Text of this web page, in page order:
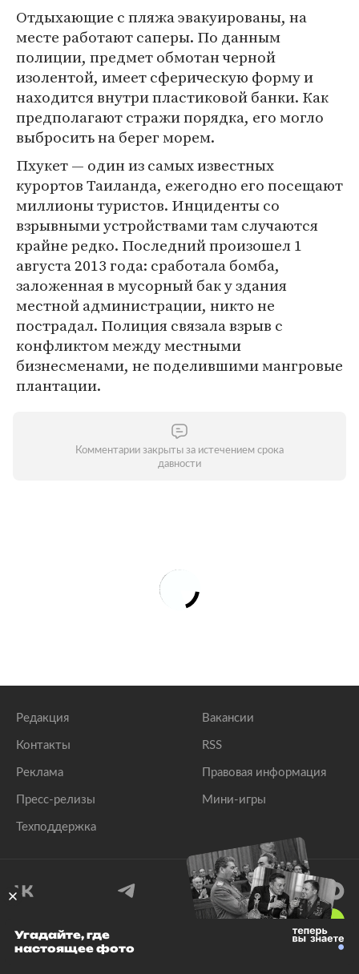
Отдыхающие с пляжа эвакуированы, на
месте работают саперы. По данным
полиции, предмет обмотан черной
изолентой, имеет сферическую форму и
находится внутри пластиковой банки. Как
предполагают стражи порядка, его могло
выбросить на берег морем.
Пхукет — один из самых известных
курортов Таиланда, ежегодно его посещают
миллионы туристов. Инциденты со
взрывными устройствами там случаются
крайне редко. Последний произошел 1
августа 2013 года: сработала бомба,
заложенная в мусорный бак у здания
местной администрации, никто не
пострадал. Полиция связала взрыв с
конфликтом между местными
бизнесменами, не поделившими мангровые
плантации.
Комментарии закрыты за истечением срока
давности
Редакция
Контакты
Реклама
Пресс-релизы
Техподдержка
Вакансии
RSS
Правовая информация
Мини-игры
© 1999–2026 Все права защищены.
Угадайте, где
настоящее фото